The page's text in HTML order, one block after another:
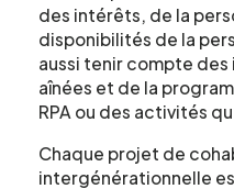
des intérêts, de la
disponibilités de la
aussi tenir compte
aînées et de la
RPA ou des activités
Chaque projet de
intergénérationnelle